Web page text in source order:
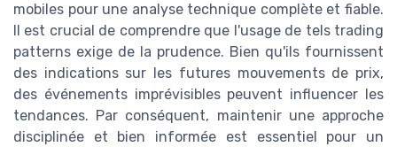
mobiles pour une analyse technique complète et fiable.
Il est crucial de comprendre que l'usage de tels trading
patterns exige de la prudence. Bien qu'ils fournissent
des indications sur les futures mouvements de prix,
des événements imprévisibles peuvent influencer les
tendances. Par conséquent, maintenir une approche
disciplinée et bien informée est essentiel pour un